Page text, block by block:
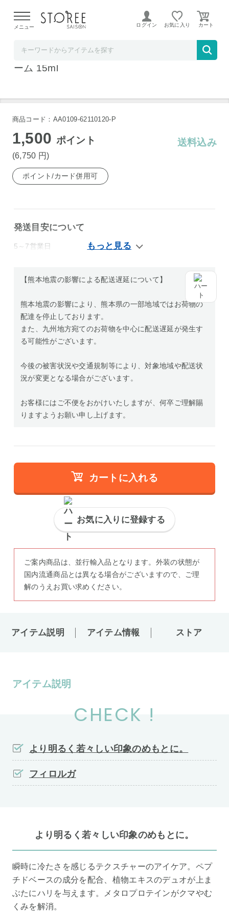
よる配送遅延が発生しております。
メニュー ログイン お気に入り
フィロルガ アイズ アブソリュート アイ クリ
ーム 15ml
商品コード：AA0109-62110120-P
1,500 ポイント
(6,750 円)
送料込み
ポイント/カード併用可
発送目安について
5～7営業日
【熊本地震の影響による配送遅延について】
熊本地震の影響により、熊本県の一部地域ではお荷物の
配達を停止しております。
また、九州地方宛てのお荷物を中心に配送遅延が発生す
る可能性がございます。
今後の被害状況や交通規制等により、対象地域や配送状
況が変更となる場合がございます。
お客様にはご不便をおかけいたしますが、何卒ご理解賜
りますようお願い申し上げます。
カートに入れる
お気に入りに登録する
ご案内商品は、並行輸入品となります。外装の状態が
国内流通商品とは異なる場合がございますので、ご理
解のうえお買い求めください。
アイテム説明 アイテム情報 ストア
アイテム説明
CHECK !
より明るく若々しい印象のめもとに。
フィロルガ
より明るく若々しい印象のめもとに。
瞬時に冷たさを感じるテクスチャーのアイケア。ペプ
チドベースの成分を配合、植物エキスのデュオが上ま
ぶたにハリを与えます。メタロプロテインがクマやむ
くみを解消。